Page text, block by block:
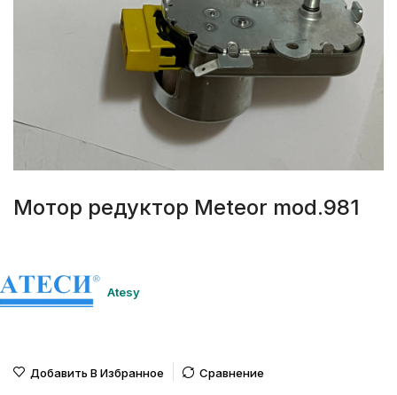
Мотор редуктор Meteor mod.981
Atesy
Добавить В Избранное Сравнение